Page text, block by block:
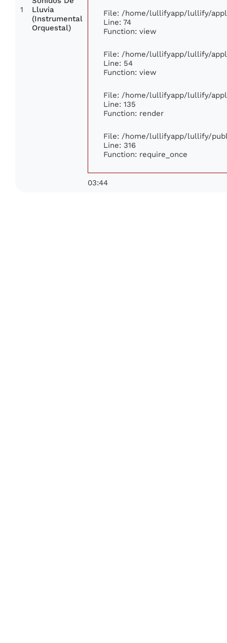
1
Lluvia
(Instrumental
Orquestal)
File: /home/lullifyapp/lullify/
Line: 74
Function: view
File: /home/lullifyapp/lullify/
Line: 54
Function: view
File: /home/lullifyapp/lullify/
Line: 135
Function: render
File: /home/lullifyapp/lullify/
Line: 316
Function: require_once
03:44